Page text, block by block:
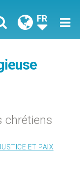
FR
chrétiens
ET PAIX